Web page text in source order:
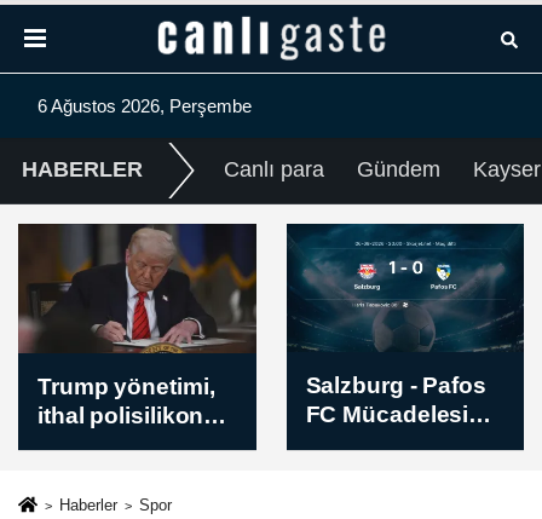
6 Ağustos 2026, Perşembe
HABERLER Canlı para Gündem
Salzburg - Pafos
FC Mücadelesi
Sona Erdi - Skor:
Suça sürüklenen
çocuklara ilişkin
düzenlemeleri
Haberler Spor